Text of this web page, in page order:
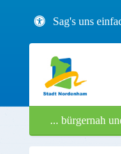
Sag's uns
... bürgernah